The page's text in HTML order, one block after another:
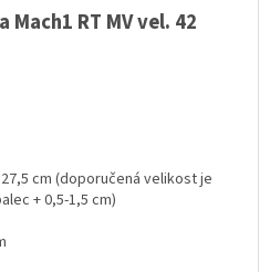
RT MV vel. 42
cm (doporučená velikost je
+ 0,5-1,5 cm)